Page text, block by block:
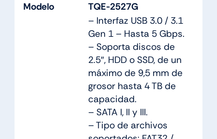
Modelo
TQE-2527G
– Interfaz USB 3.0 / 3.1
Gen 1 – Hasta 5 Gbps.
– Soporta discos de
2.5″, HDD o SSD, de un
máximo de 9,5 mm de
grosor hasta 4 TB de
capacidad.
– SATA I, II y III.
– Tipo de archivos